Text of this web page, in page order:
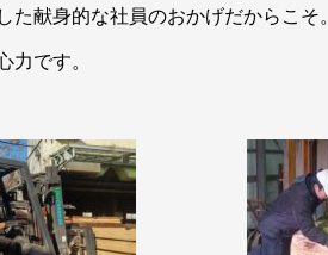
献身的な社員のおかげだからこそ
です。